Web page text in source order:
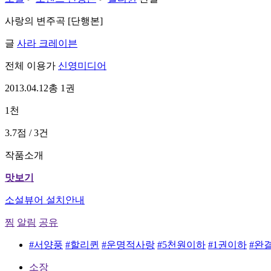
사랑의 변주곡 [단행본]
글 사라 크레이븐
전체 이용가 신영미디어
2013.04.12총 1권
1천
3.7점 / 3건
작품소개
맛보기
소설뷰어 설치안내
찜 알림 공유
#서양풍 #할리퀸 #운명적사랑 #5천원이하 #1권이하 #완
소장